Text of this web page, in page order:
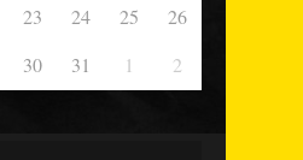
23 24 25
26
30 31 1 2